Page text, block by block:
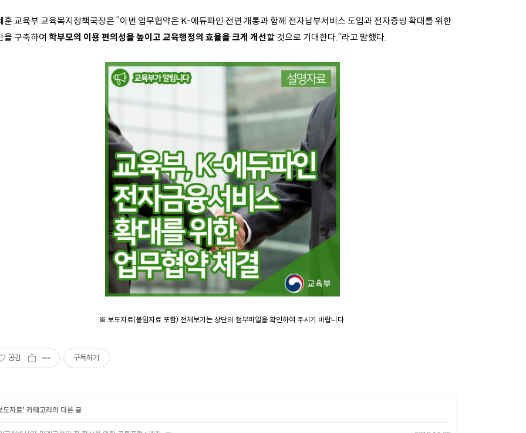
훈 교육부 교육복지정책국장은 “이번 업무협약은 K-에듀파인 전면 개통과 함께 전자납부서비스 도입과 전자증빙 확대를 위한
을 구축하여 학부모의 이용 편의성을 높이고 교육행정의 효율을 크게 개선할 것으로 기대한다.”라고 말했다.
※ 보도자료(붙임자료 포함) 전체보기는 상단의 첨부파일을 확인하여 주시기 바랍니다.
공감 구독하기
도자료' 카테고리의 다른 글